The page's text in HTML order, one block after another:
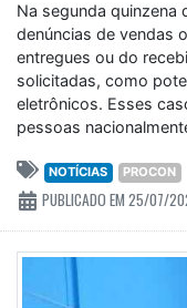
Na segunda
denúncias de vendas
entregues ou do
solicitadas, como
eletrônicos. Esses
pessoas
NOTÍCIAS PROCON
PUBLICADO EM 25/07/